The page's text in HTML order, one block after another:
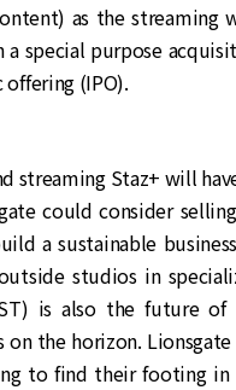
as the streaming
special purpose
(IPO).
streaming Staz+ will
could consider
a sustainable
studios in
is also the future of
on the horizon. Lionsgate
to find their footing in